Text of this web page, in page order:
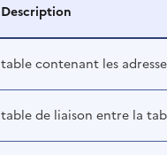
Description
table contenant les
table de liaison entre la